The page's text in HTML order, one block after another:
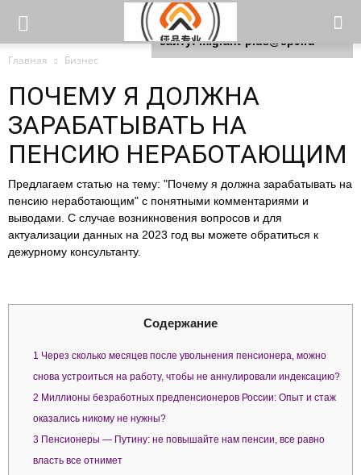
Главная Бизнес
ПОЧЕМУ Я ДОЛЖНА
ЗАРАБАТЫВАТЬ НА
ПЕНСИЮ НЕРАБОТАЮЩИМ
Предлагаем статью на тему: "Почему я должна зарабатывать на
пенсию неработающим" с понятными комментариями и
выводами. С случае возникновения вопросов и для
актуализации данных на 2023 год вы можете обратиться к
дежурному консультанту.
Содержание
1 Через сколько месяцев после увольнения пенсионера, можно
снова устроиться на работу, чтобы не аннулировали индексацию?
2 Миллионы безработных предпенсионеров России: Опыт и стаж
оказались никому не нужны?
3 Пенсионеры — Путину: не повышайте нам пенсии, все равно
власть все отнимет
Для любых предложений по
сайту: migrant-plus@cp9.ru